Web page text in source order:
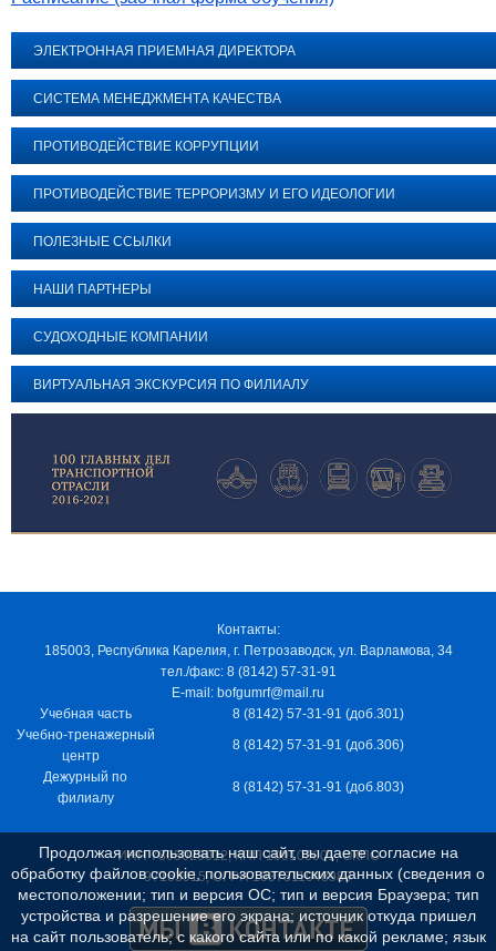
ЭЛЕКТРОННАЯ ПРИЕМНАЯ ДИРЕКТОРА
СИСТЕМА МЕНЕДЖМЕНТА КАЧЕСТВА
ПРОТИВОДЕЙСТВИЕ КОРРУПЦИИ
ПРОТИВОДЕЙСТВИЕ ТЕРРОРИЗМУ И ЕГО ИДЕОЛОГИИ
ПОЛЕЗНЫЕ ССЫЛКИ
НАШИ ПАРТНЕРЫ
СУДОХОДНЫЕ КОМПАНИИ
ВИРТУАЛЬНАЯ ЭКСКУРСИЯ ПО ФИЛИАЛУ
Контакты:
185003, Республика Карелия, г. Петрозаводск, ул. Варламова, 34
тел./факс: 8 (8142) 57-31-91
E-mail: bofgumrf@mail.ru
Учебная часть
8 (8142) 57-31-91 (доб.301)
Учебно-тренажерный
центр
8 (8142) 57-31-91 (доб.306)
Дежурный по
филиалу
8 (8142) 57-31-91 (доб.803)
ИНН 7805029012, КПП 100103001, ОКПО
97163915, ОГРН 1037811048989
Продолжая использовать наш сайт, вы даете согласие на
обработку файлов cookie, пользовательских данных (сведения о
местоположении; тип и версия ОС; тип и версия Браузера; тип
устройства и разрешение его экрана; источник откуда пришел
на сайт пользователь; с какого сайта или по какой рекламе; язык